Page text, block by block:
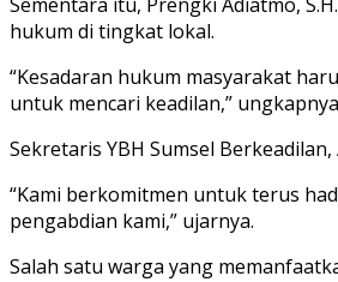
hukum di tingkat lokal.
“Kesadaran hukum masyarakat
untuk mencari keadilan,”
Sekretaris YBH Sumsel
“Kami berkomitmen untuk terus
pengabdian kami,” ujarnya.
Salah satu warga yang